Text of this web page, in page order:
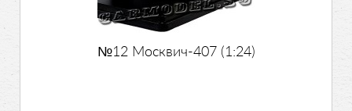
№12 Москвич-407 (1:24)